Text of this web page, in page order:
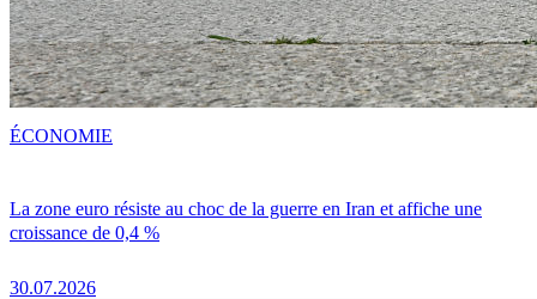
La zone euro résiste au choc de la guerre en Iran et affiche une
croissance de 0,4 %
30.07.2026
ÉCONOMIE